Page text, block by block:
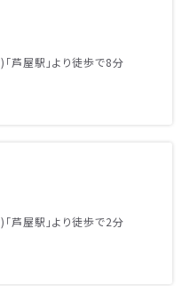
芦屋駅」より徒歩で8分
芦屋駅」より徒歩で2分